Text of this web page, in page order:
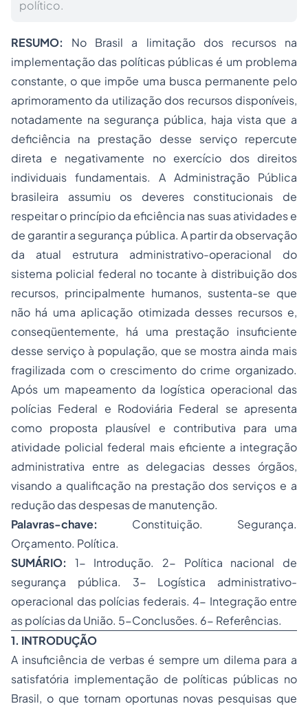
político.
RESUMO: No Brasil a limitação dos recursos na
implementação das políticas públicas é um problema
constante, o que impõe uma busca permanente pelo
aprimoramento da utilização dos recursos disponíveis,
notadamente na segurança pública, haja vista que a
deficiência na prestação desse serviço repercute
direta e negativamente no exercício dos direitos
individuais fundamentais. A Administração Pública
brasileira assumiu os deveres constitucionais de
respeitar o princípio da eficiência nas suas atividades e
de garantir a segurança pública. A partir da observação
da atual estrutura administrativo-operacional do
sistema policial federal no tocante à distribuição dos
recursos, principalmente humanos, sustenta-se que
não há uma aplicação otimizada desses recursos e,
conseqüentemente, há uma prestação insuficiente
desse serviço à população, que se mostra ainda mais
fragilizada com o crescimento do crime organizado.
Após um mapeamento da logística operacional das
polícias Federal e Rodoviária Federal se apresenta
como proposta plausível e contributiva para uma
atividade policial federal mais eficiente a integração
administrativa entre as delegacias desses órgãos,
visando a qualificação na prestação dos serviços e a
redução das despesas de manutenção.
Palavras-chave: Constituição. Segurança.
Orçamento. Política.
SUMÁRIO: 1- Introdução. 2- Política nacional de
segurança pública. 3- Logística administrativo-
operacional das polícias federais. 4- Integração entre
as polícias da União. 5-Conclusões. 6- Referências.
1. INTRODUÇÃO
A insuficiência de verbas é sempre um dilema para a
satisfatória implementação de políticas públicas no
Brasil, o que tornam oportunas novas pesquisas que